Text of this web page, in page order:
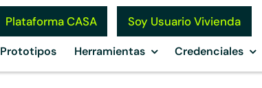
Plataforma CASA Soy Usuario Vivienda
Prototipos Herramientas Credenciales